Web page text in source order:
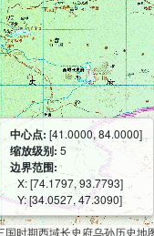
中心点: [41.0000, 84.0000]
缩放级别:5
边界范围:
X: [74.1797, 93.7793]
Y: [34.0527, 47.3090]
国时期西域长史府乌孙历史地